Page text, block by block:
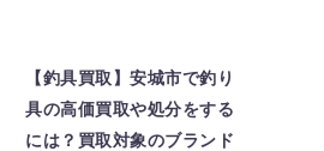
【釣具買取】安城市で釣り
具の高価買取や処分をする
には？買取対象のブランド